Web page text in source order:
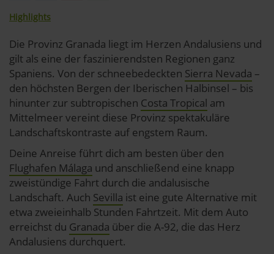
Highlights
Die Provinz Granada liegt im Herzen Andalusiens und
gilt als eine der faszinierendsten Regionen ganz
Spaniens. Von der schneebedeckten Sierra Nevada –
den höchsten Bergen der Iberischen Halbinsel – bis
hinunter zur subtropischen Costa Tropical am
Mittelmeer vereint diese Provinz spektakuläre
Landschaftskontraste auf engstem Raum.
Deine Anreise führt dich am besten über den
Flughafen Málaga und anschließend eine knapp
zweistündige Fahrt durch die andalusische
Landschaft. Auch Sevilla ist eine gute Alternative mit
etwa zweieinhalb Stunden Fahrtzeit. Mit dem Auto
erreichst du Granada über die A-92, die das Herz
Andalusiens durchquert.